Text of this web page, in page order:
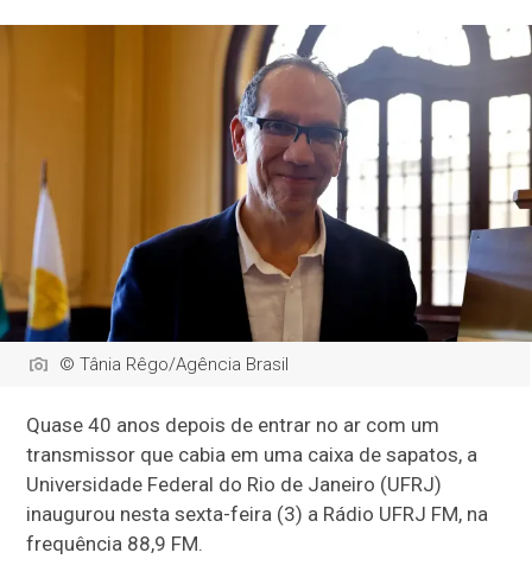
© Tânia Rêgo/Agência Brasil
Quase 40 anos depois de entrar no ar com um
transmissor que cabia em uma caixa de sapatos, a
Universidade Federal do Rio de Janeiro (UFRJ)
inaugurou nesta sexta-feira (3) a Rádio UFRJ FM, na
frequência 88,9 FM.